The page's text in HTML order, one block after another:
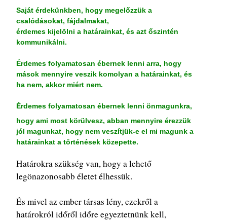
Saját érdekünkben, hogy megelőzzük a
csalódásokat, fájdalmakat,
érdemes kijelölni a határainkat, és azt őszintén
kommunikálni.
Érdemes folyamatosan ébernek lenni arra, hogy
mások mennyire veszik komolyan a határainkat, és
ha nem, akkor miért nem.
Érdemes folyamatosan ébernek lenni önmagunkra,
hogy ami most körülvesz, abban mennyire érezzük
jól magunkat, hogy nem veszítjük-e el mi magunk a
határainkat a történések közepette.
Határokra szükség van, hogy a lehető
legönazonosabb életet élhessük.
És mivel az ember társas lény, ezekről a
határokról időről időre egyeztetnünk kell,